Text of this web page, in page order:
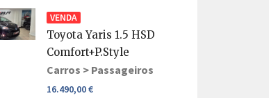
VENDA
Toyota Yaris 1.5 HSD
Comfort+P.Style
Carros > Passageiros
16.490,00 €